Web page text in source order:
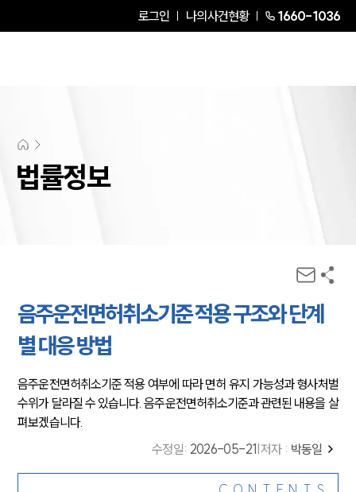
로그인 나의사건현황 1660-1036
법률정보
음주운전면허취소기준 적용 구조와 단계
별 대응 방법
음주운전면허취소기준 적용 여부에 따라 면허 유지 가능성과 형사처벌
수위가 달라질 수 있습니다. 음주운전면허취소기준과 관련된 내용을 살
펴보겠습니다.
수정일: 2026-05-21 저자 : 박동일